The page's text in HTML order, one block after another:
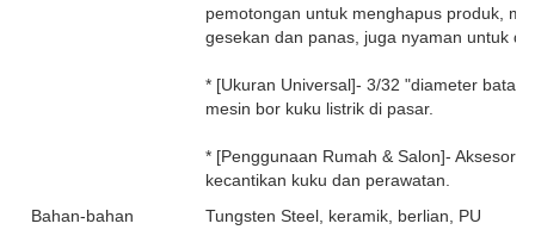
pemotongan untuk menghapus produk,
gesekan dan panas, juga nyaman untuk
* [Ukuran Universal]- 3/32 "diameter
mesin bor kuku listrik di pasar.
* [Penggunaan Rumah & Salon]-
kecantikan kuku dan perawatan.
Bahan-bahan
Tungsten Steel, keramik, berlian, PU